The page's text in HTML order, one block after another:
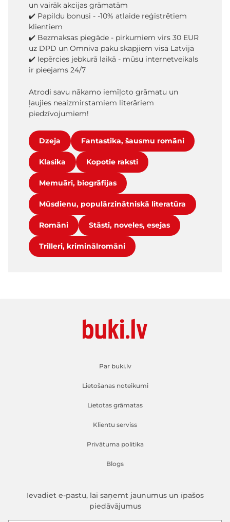
un vairāk akcijas grāmatām
✔️ Papildu bonusi - -10% atlaide reģistrētiem
klientiem
✔️ Bezmaksas piegāde - pirkumiem virs 30 EUR
uz DPD un Omniva paku skapjiem visā Latvijā
✔️ Iepērcies jebkurā laikā - mūsu internetveikals
ir pieejams 24/7
Atrodi savu nākamo iemīļoto grāmatu un
ļaujies neaizmirstamiem literāriem
piedzīvojumiem!
Dzeja Fantastika, šausmu romāni
Klasika Kopotie raksti
Memuāri, biogrāfijas
Mūsdienu, populārzinātniskā literatūra
Romāni Stāsti, noveles, esejas
Trilleri, kriminālromāni
Par buki.lv
Lietošanas noteikumi
Lietotas grāmatas
Klientu serviss
Privātuma politika
Blogs
Ievadiet e-pastu, lai saņemt jaunumus un īpašos
piedāvājumus